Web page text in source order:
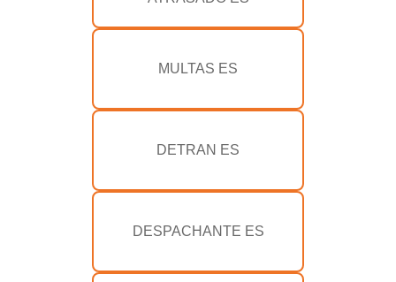
MULTAS ES
DETRAN ES
DESPACHANTE ES